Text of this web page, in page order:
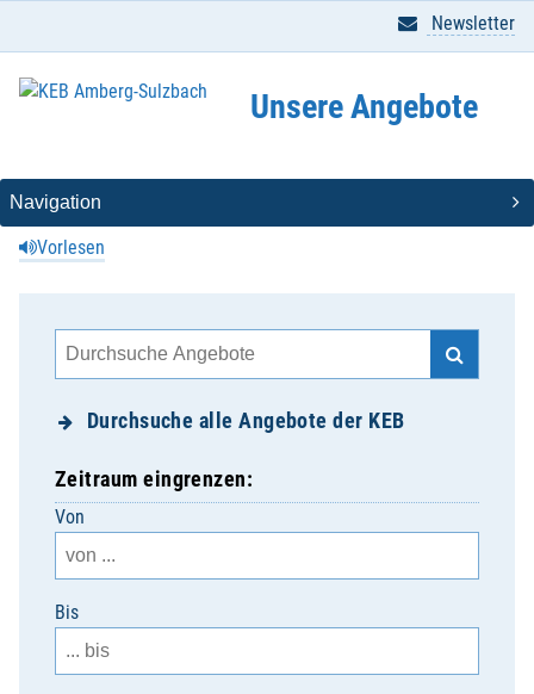
Vorlesen
Newsletter
Unsere Angebote
Durchsuche alle Angebote der KEB
Zeitraum eingrenzen:
Von
Bis